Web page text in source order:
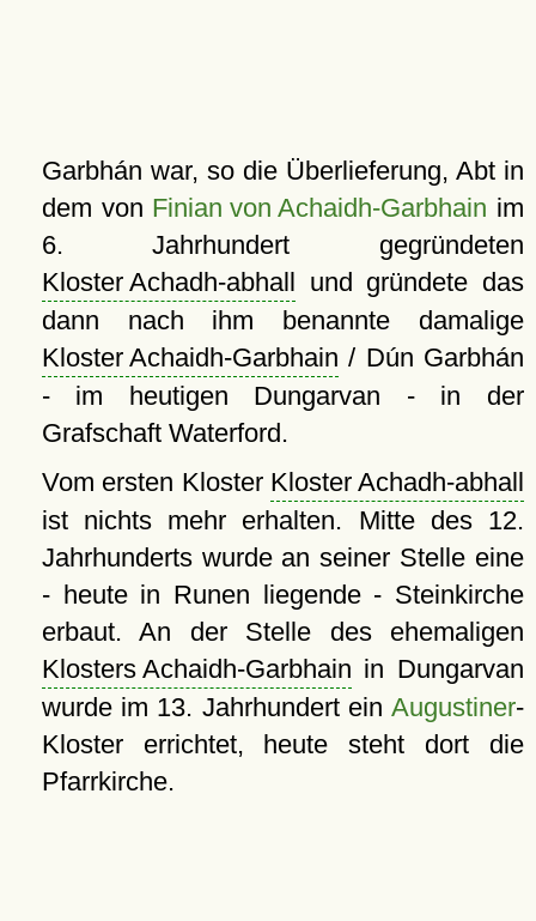
Garbhán war, so die Überlieferung, Abt in
dem von Finian von Achaidh-Garbhain im
6. Jahrhundert gegründeten
Kloster Achadh-abhall und gründete das
dann nach ihm benannte damalige
Kloster Achaidh-Garbhain / Dún Garbhán
- im heutigen Dungarvan - in der
Grafschaft Waterford.
Vom ersten Kloster Kloster Achadh-abhall
ist nichts mehr erhalten. Mitte des 12.
Jahrhunderts wurde an seiner Stelle eine
- heute in Runen liegende - Steinkirche
erbaut. An der Stelle des ehemaligen
Klosters Achaidh-Garbhain in Dungarvan
wurde im 13. Jahrhundert ein Augustiner-
Kloster errichtet, heute steht dort die
Pfarrkirche.